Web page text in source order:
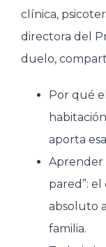
clínica,
directora del
duelo,
Por qué
aporta
Aprender
pared”:
absoluto
familia.